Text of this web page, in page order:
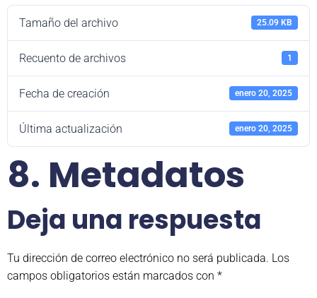
Tamaño del archivo 25.09 KB
Recuento de archivos 1
Fecha de creación enero 20, 2025
Última actualización enero 20, 2025
8. Metadatos
Deja una respuesta
Tu dirección de correo electrónico no será publicada. Los
campos obligatorios están marcados con *